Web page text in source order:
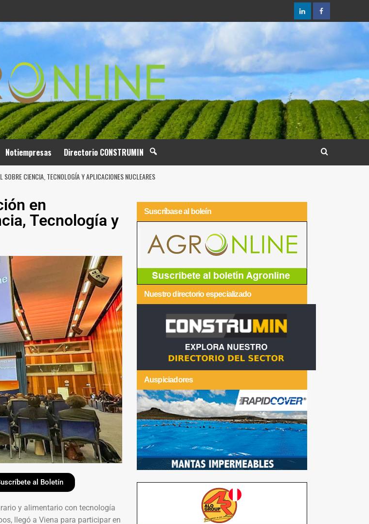
Notiempresas Directorio CONSTRUMIN
CIENCIA, TECNOLOGÍA Y APLICACIONES NUCLEARES
en
Tecnología y
al Boletín
y alimentario con tecnología
llegó a Viena para participar en
Suscríbase al boleín
Nuestro directorio especializado
Auspiciadores